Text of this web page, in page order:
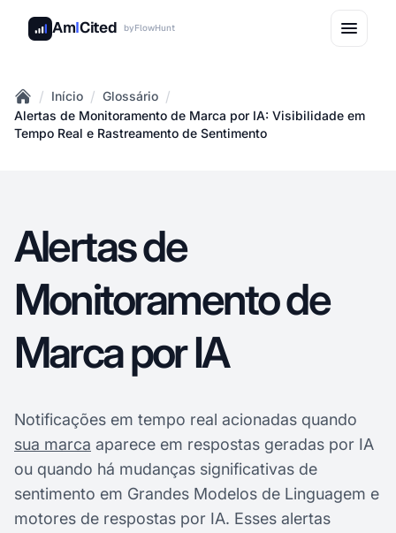
AmICited byFlowHunt
Home
/ Início / Glossário /
Alertas de Monitoramento de Marca por IA: Visibilidade em
Tempo Real e Rastreamento de Sentimento
Alertas de
Monitoramento de
Marca por IA
Notificações em tempo real acionadas quando
sua marca aparece em respostas geradas por IA
ou quando há mudanças significativas de
sentimento em Grandes Modelos de Linguagem e
motores de respostas por IA. Esses alertas